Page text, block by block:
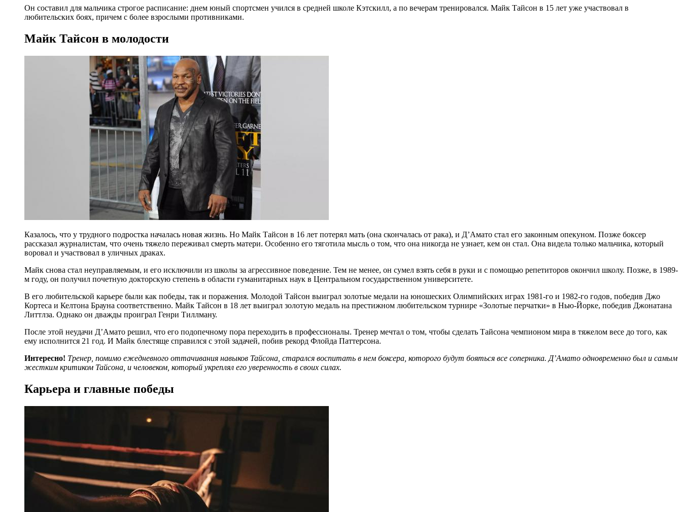
Он составил для мальчика строгое расписание: днем юный спортсмен учился в средней школе Кэтскилл, а по вечерам тренировался. Майк Тайсон в 15 лет уже участвовал в
любительских боях, причем с более взрослыми противниками.
Майк Тайсон в молодости
Казалось, что у трудного подростка началась новая жизнь. Но Майк Тайсон в 16 лет потерял мать (она скончалась от рака), и Д’Амато стал его законным опекуном. Позже боксер
рассказал журналистам, что очень тяжело переживал смерть матери. Особенно его тяготила мысль о том, что она никогда не узнает, кем он стал. Она видела только мальчика, который
воровал и участвовал в уличных драках.
Майк снова стал неуправляемым, и его исключили из школы за агрессивное поведение. Тем не менее, он сумел взять себя в руки и с помощью репетиторов окончил школу. Позже, в 1989-
м году, он получил почетную докторскую степень в области гуманитарных наук в Центральном государственном университете.
В его любительской карьере были как победы, так и поражения. Молодой Тайсон выиграл золотые медали на юношеских Олимпийских играх 1981-го и 1982-го годов, победив Джо
Кортеса и Келтона Брауна соответственно. Майк Тайсон в 18 лет выиграл золотую медаль на престижном любительском турнире «Золотые перчатки» в Нью-Йорке, победив Джонатана
Литтлза. Однако он дважды проиграл Генри Тиллману.
После этой неудачи Д’Амато решил, что его подопечному пора переходить в профессионалы. Тренер мечтал о том, чтобы сделать Тайсона чемпионом мира в тяжелом весе до того, как
ему исполнится 21 год. И Майк блестяще справился с этой задачей, побив рекорд Флойда Паттерсона.
Интересно! Тренер, помимо ежедневного оттачивания навыков Тайсона, старался воспитать в нем боксера, которого будут бояться все соперника. Д’Амато одновременно был и самым
жестким критиком Тайсона, и человеком, который укреплял его уверенность в своих силах.
Карьера и главные победы